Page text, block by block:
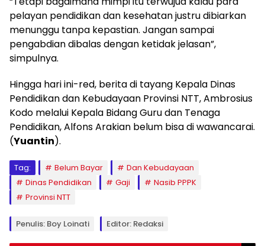
pelayan pendidikan dan kesehatan justru dibiarkan
menunggu tanpa kepastian. Jangan sampai
pengabdian dibalas dengan ketidak jelasan”,
simpulnya.
Hingga hari ini-red, berita di tayang Kepala Dinas
Pendidikan dan Kebudayaan Provinsi NTT, Ambrosius
Kodo melalui Kepala Bidang Guru dan Tenaga
Pendidikan, Alfons Arakian belum bisa di wawancarai.
(Yuantin).
Tag: Belum Bayar
Dan Kebudayaan
Dinas Pendidikan
Gaji
Nasib PPPK
Provinsi NTT
Penulis: Boy Loinati Editor: Redaksi